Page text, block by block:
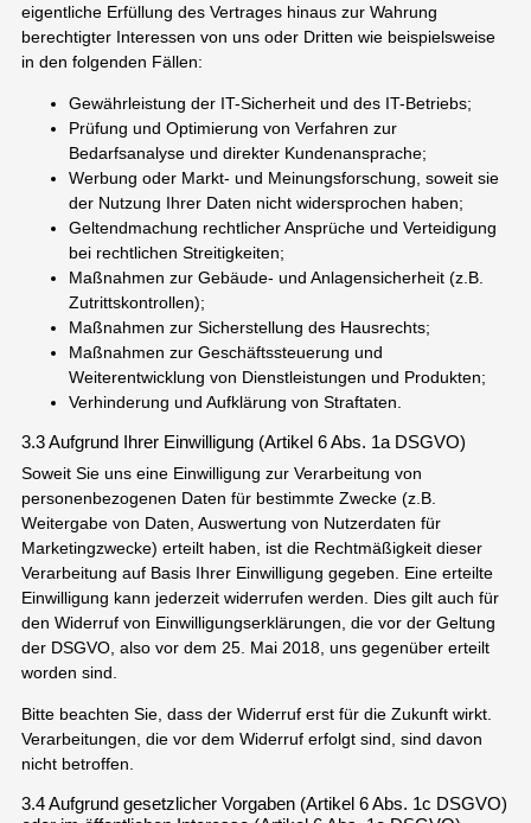
eigentliche Erfüllung des Vertrages hinaus zur Wahrung
berechtigter Interessen von uns oder Dritten wie beispielsweise
in den folgenden Fällen:
Gewährleistung der IT-Sicherheit und des IT-Betriebs;
Prüfung und Optimierung von Verfahren zur
Bedarfsanalyse und direkter Kundenansprache;
Werbung oder Markt- und Meinungsforschung, soweit sie
der Nutzung Ihrer Daten nicht widersprochen haben;
Geltendmachung rechtlicher Ansprüche und Verteidigung
bei rechtlichen Streitigkeiten;
Maßnahmen zur Gebäude- und Anlagensicherheit (z.B.
Zutrittskontrollen);
Maßnahmen zur Sicherstellung des Hausrechts;
Maßnahmen zur Geschäftssteuerung und
Weiterentwicklung von Dienstleistungen und Produkten;
Verhinderung und Aufklärung von Straftaten.
3.3 Aufgrund Ihrer Einwilligung (Artikel 6 Abs. 1a DSGVO)
Soweit Sie uns eine Einwilligung zur Verarbeitung von
personenbezogenen Daten für bestimmte Zwecke (z.B.
Weitergabe von Daten, Auswertung von Nutzerdaten für
Marketingzwecke) erteilt haben, ist die Rechtmäßigkeit dieser
Verarbeitung auf Basis Ihrer Einwilligung gegeben. Eine erteilte
Einwilligung kann jederzeit widerrufen werden. Dies gilt auch für
den Widerruf von Einwilligungserklärungen, die vor der Geltung
der DSGVO, also vor dem 25. Mai 2018, uns gegenüber erteilt
worden sind.
Bitte beachten Sie, dass der Widerruf erst für die Zukunft wirkt.
Verarbeitungen, die vor dem Widerruf erfolgt sind, sind davon
nicht betroffen.
3.4 Aufgrund gesetzlicher Vorgaben (Artikel 6 Abs. 1c DSGVO)